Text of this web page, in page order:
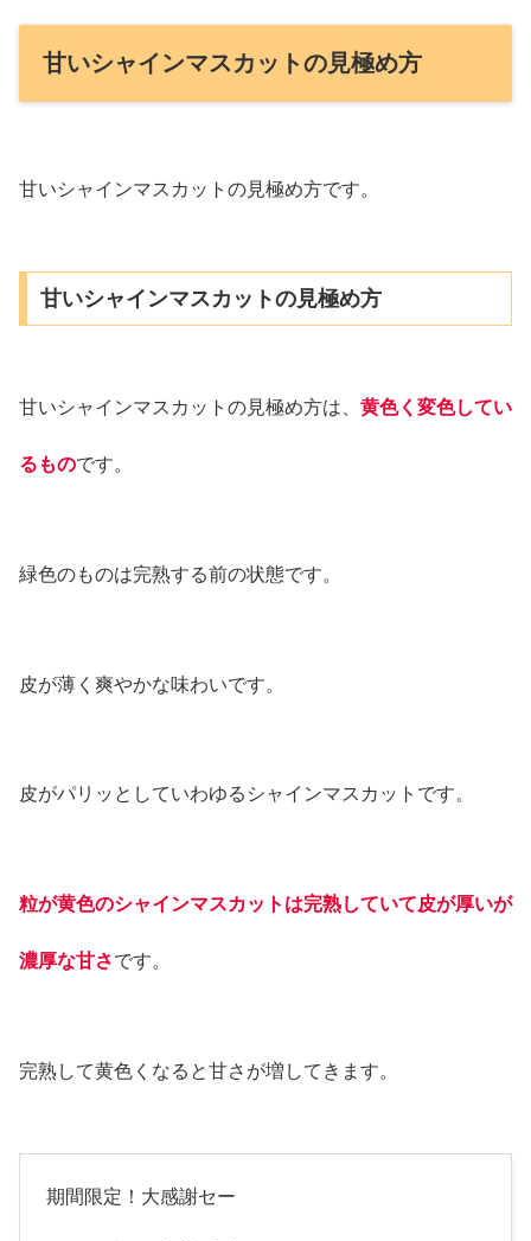
甘いシャインマスカットの見極め方
甘いシャインマスカットの見極め方です。
甘いシャインマスカットの見極め方
甘いシャインマスカットの見極め方は、 黄色く変色してい
るものです。
緑色のものは完熟する前の状態です。
皮が薄く爽やかな味わいです。
皮がパリッとしていわゆるシャインマスカットです。
粒が黄色のシャインマスカットは完熟していて皮が厚いが
濃厚な甘さです。
完熟して黄色くなると甘さが増してきます。
期間限定！大感謝セー